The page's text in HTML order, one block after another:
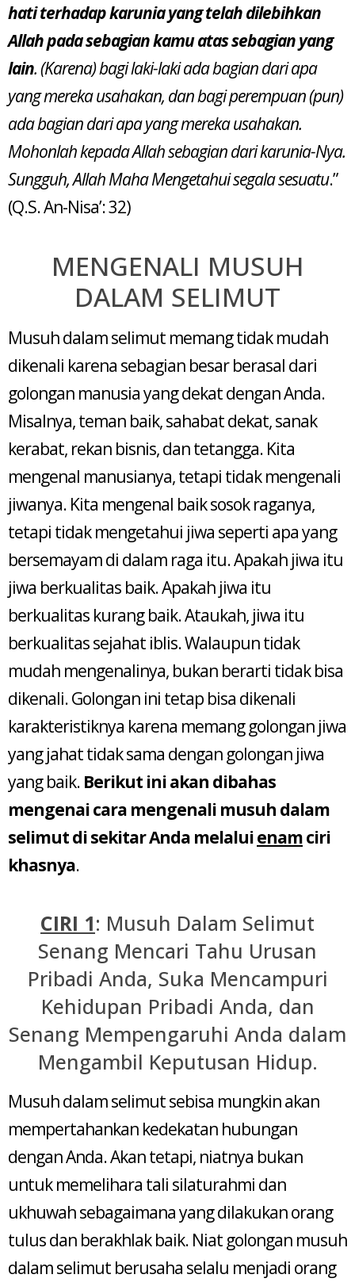
hati terhadap karunia yang telah dilebihkan
Allah pada sebagian kamu atas sebagian yang
lain. (Karena) bagi laki-laki ada bagian dari apa
yang mereka usahakan, dan bagi perempuan (pun)
ada bagian dari apa yang mereka usahakan.
Mohonlah kepada Allah sebagian dari karunia-Nya.
Sungguh, Allah Maha Mengetahui segala sesuatu.”
(Q.S. An-Nisa’: 32)
MENGENALI MUSUH
DALAM SELIMUT
Musuh dalam selimut memang tidak mudah
dikenali karena sebagian besar berasal dari
golongan manusia yang dekat dengan Anda.
Misalnya, teman baik, sahabat dekat, sanak
kerabat, rekan bisnis, dan tetangga. Kita
mengenal manusianya, tetapi tidak mengenali
jiwanya. Kita mengenal baik sosok raganya,
tetapi tidak mengetahui jiwa seperti apa yang
bersemayam di dalam raga itu. Apakah jiwa itu
jiwa berkualitas baik. Apakah jiwa itu
berkualitas kurang baik. Ataukah, jiwa itu
berkualitas sejahat iblis. Walaupun tidak
mudah mengenalinya, bukan berarti tidak bisa
dikenali. Golongan ini tetap bisa dikenali
karakteristiknya karena memang golongan jiwa
yang jahat tidak sama dengan golongan jiwa
yang baik. Berikut ini akan dibahas
mengenai cara mengenali musuh dalam
selimut di sekitar Anda melaluienamciri
khasnya.
CIRI 1: Musuh Dalam Selimut
Senang Mencari Tahu Urusan
Pribadi Anda, Suka Mencampuri
Kehidupan Pribadi Anda, dan
Senang Mempengaruhi Anda dalam
Mengambil Keputusan Hidup.
Musuh dalam selimut sebisa mungkin akan
mempertahankan kedekatan hubungan
dengan Anda. Akan tetapi, niatnya bukan
untuk memelihara tali silaturahmi dan
ukhuwah sebagaimana yang dilakukan orang
tulus dan berakhlak baik. Niat golongan musuh
dalam selimut berusaha selalu menjadi orang